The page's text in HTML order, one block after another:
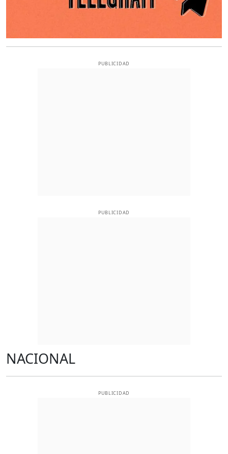
PUBLICIDAD
PUBLICIDAD
NACIONAL
PUBLICIDAD